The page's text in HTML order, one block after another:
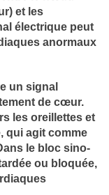
et les
électrique peut
anormaux
un signal
de cœur.
les oreillettes et
qui agit comme
le bloc sino-
ou bloquée,